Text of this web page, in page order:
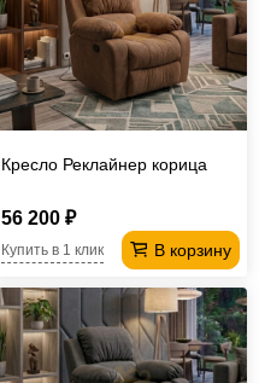
Кресло Реклайнер корица
56 200 ₽
В корзину
Купить в 1 клик